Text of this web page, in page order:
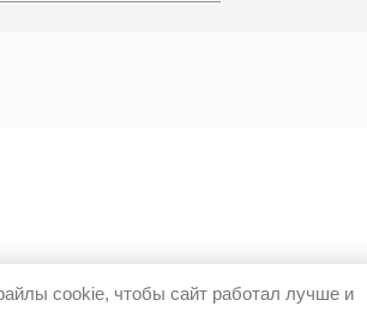
cookie, чтобы сайт работал лучше и